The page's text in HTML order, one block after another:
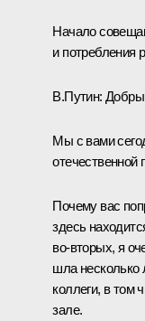
Начало
и потребления
В.Путин:
Мы с вами
Почему вас
здесь
во‑вторых, я
шла несколько
коллеги, в том
зале.